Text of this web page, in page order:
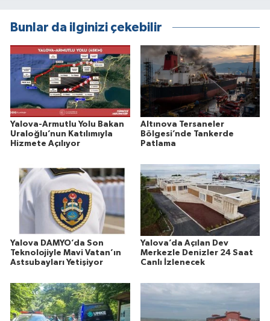
Bunlar da ilginizi çekebilir
Yalova-Armutlu Yolu Bakan
Uraloğlu’nun Katılımıyla
Hizmete Açılıyor
Altınova Tersaneler
Bölgesi’nde Tankerde
Patlama
Yalova DAMYO’da Son
Teknolojiyle Mavi Vatan’ın
Astsubayları Yetişiyor
Yalova’da Açılan Dev
Merkezle Denizler 24 Saat
Canlı İzlenecek